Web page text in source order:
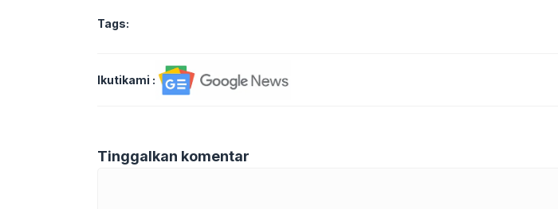
Tags:
Ikutikami :
Tinggalkan komentar